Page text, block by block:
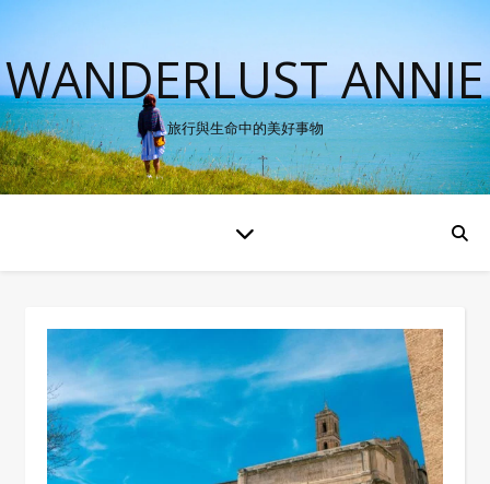
WANDERLUST ANNIE
旅行與生命中的美好事物